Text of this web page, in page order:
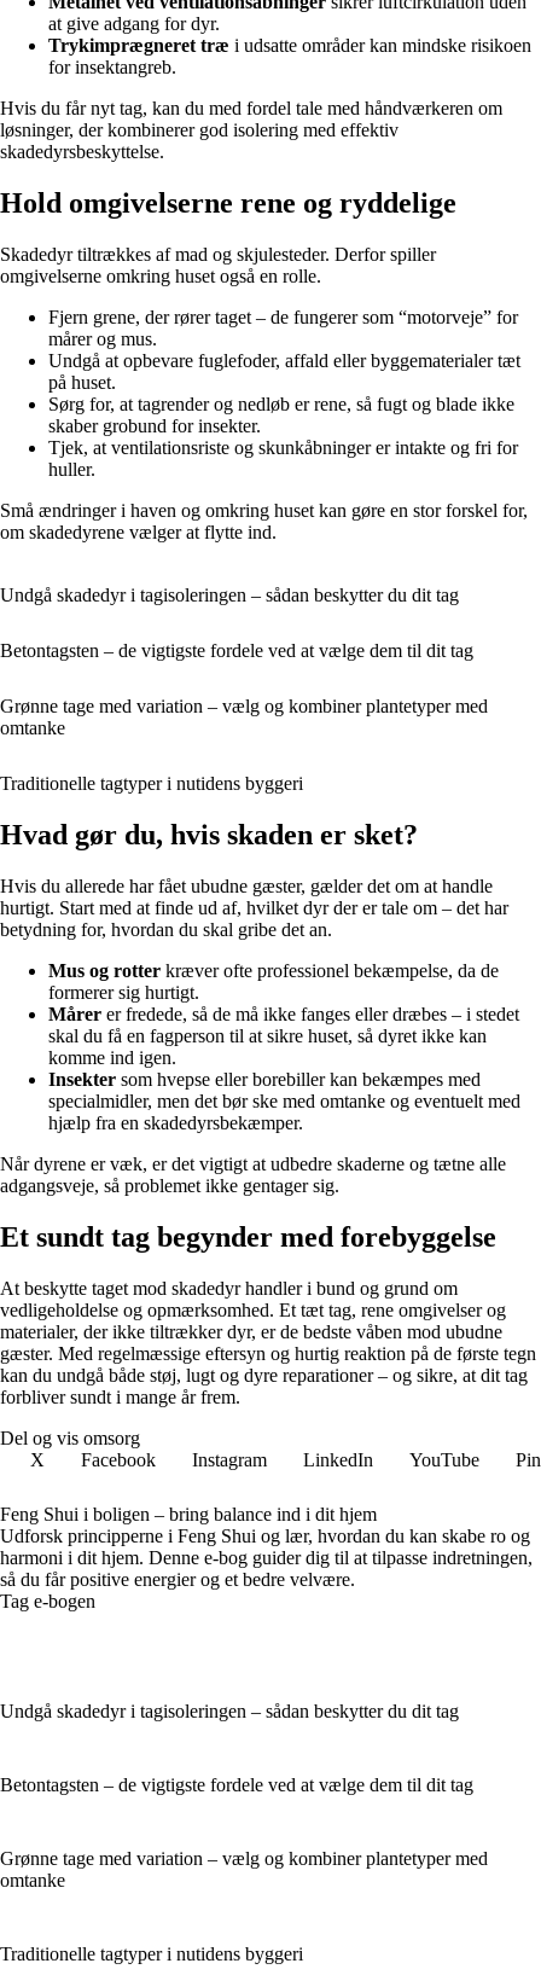
at give adgang for dyr.
Trykimprægneret træ i udsatte områder kan mindske risikoen
for insektangreb.
Hvis du får nyt tag, kan du med fordel tale med håndværkeren om
løsninger, der kombinerer god isolering med effektiv
skadedyrsbeskyttelse.
Hold omgivelserne rene og ryddelige
Skadedyr tiltrækkes af mad og skjulesteder. Derfor spiller
omgivelserne omkring huset også en rolle.
Fjern grene, der rører taget – de fungerer som “motorveje” for
mårer og mus.
Undgå at opbevare fuglefoder, affald eller byggematerialer tæt
på huset.
Sørg for, at tagrender og nedløb er rene, så fugt og blade ikke
skaber grobund for insekter.
Tjek, at ventilationsriste og skunkåbninger er intakte og fri for
huller.
Små ændringer i haven og omkring huset kan gøre en stor forskel for,
om skadedyrene vælger at flytte ind.
Undgå skadedyr i tagisoleringen – sådan beskytter du dit tag
Betontagsten – de vigtigste fordele ved at vælge dem til dit tag
Grønne tage med variation – vælg og kombiner plantetyper med
omtanke
Traditionelle tagtyper i nutidens byggeri
Hvad gør du, hvis skaden er sket?
Hvis du allerede har fået ubudne gæster, gælder det om at handle
hurtigt. Start med at finde ud af, hvilket dyr der er tale om – det har
betydning for, hvordan du skal gribe det an.
Mus og rotter kræver ofte professionel bekæmpelse, da de
formerer sig hurtigt.
Mårer er fredede, så de må ikke fanges eller dræbes – i stedet
skal du få en fagperson til at sikre huset, så dyret ikke kan
komme ind igen.
Insekter som hvepse eller borebiller kan bekæmpes med
specialmidler, men det bør ske med omtanke og eventuelt med
hjælp fra en skadedyrsbekæmper.
Når dyrene er væk, er det vigtigt at udbedre skaderne og tætne alle
adgangsveje, så problemet ikke gentager sig.
Et sundt tag begynder med forebyggelse
At beskytte taget mod skadedyr handler i bund og grund om
vedligeholdelse og opmærksomhed. Et tæt tag, rene omgivelser og
materialer, der ikke tiltrækker dyr, er de bedste våben mod ubudne
gæster. Med regelmæssige eftersyn og hurtig reaktion på de første tegn
kan du undgå både støj, lugt og dyre reparationer – og sikre, at dit tag
forbliver sundt i mange år frem.
Del og vis omsorg
X
Facebook Instagram LinkedIn YouTube
Feng Shui i boligen – bring balance ind i dit hjem
Udforsk principperne i Feng Shui og lær, hvordan du kan skabe ro og
harmoni i dit hjem. Denne e-bog guider dig til at tilpasse indretningen,
så du får positive energier og et bedre velvære.
Tag e-bogen
Undgå skadedyr i tagisoleringen – sådan beskytter du dit tag
Betontagsten – de vigtigste fordele ved at vælge dem til dit tag
Grønne tage med variation – vælg og kombiner plantetyper med
omtanke
Traditionelle tagtyper i nutidens byggeri